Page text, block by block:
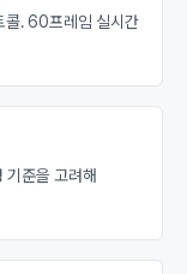
콜. 60프레임 실시간
기준을 고려해